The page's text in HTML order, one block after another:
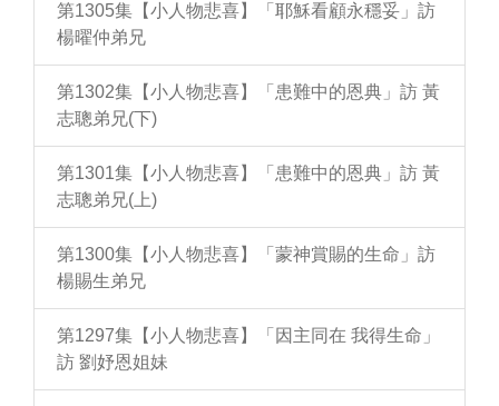
第1305集【小人物悲喜】「耶穌看顧永穩妥」訪
楊曜仲弟兄
第1302集【小人物悲喜】「患難中的恩典」訪 黃
志聰弟兄(下)
第1301集【小人物悲喜】「患難中的恩典」訪 黃
志聰弟兄(上)
第1300集【小人物悲喜】「蒙神賞賜的生命」訪
楊賜生弟兄
第1297集【小人物悲喜】「因主同在 我得生命」
訪 劉妤恩姐妹